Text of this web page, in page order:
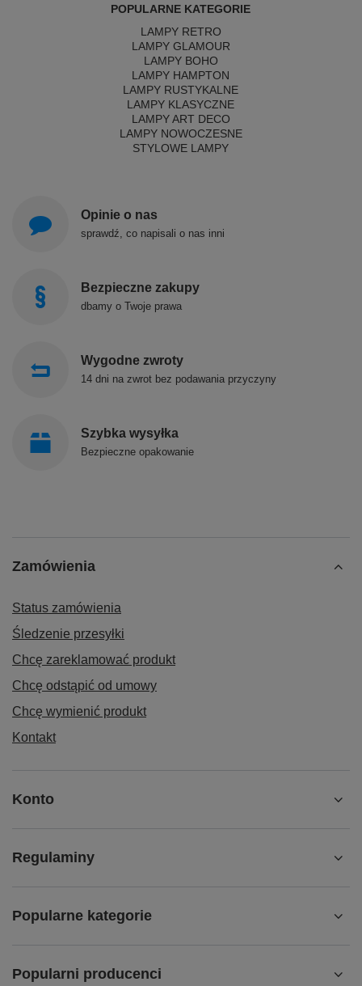
POPULARNE KATEGORIE
LAMPY RETRO
LAMPY GLAMOUR
LAMPY BOHO
LAMPY HAMPTON
LAMPY RUSTYKALNE
LAMPY KLASYCZNE
LAMPY ART DECO
LAMPY NOWOCZESNE
STYLOWE LAMPY
Opinie o nas
sprawdź, co napisali o nas inni
Bezpieczne zakupy
dbamy o Twoje prawa
Wygodne zwroty
14 dni na zwrot bez podawania przyczyny
Szybka wysyłka
Bezpieczne opakowanie
Zamówienia
Status zamówienia
Śledzenie przesyłki
Chcę zareklamować produkt
Chcę odstąpić od umowy
Chcę wymienić produkt
Kontakt
Konto
Regulaminy
Popularne kategorie
Popularni producenci